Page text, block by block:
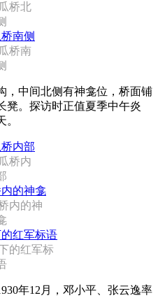
桥北
桥南
，中间北侧有神龛位，桥面铺
凳。探访时正值夏季中午炎
桥内
内的神
的红军标
年12月，邓小平、张云逸率